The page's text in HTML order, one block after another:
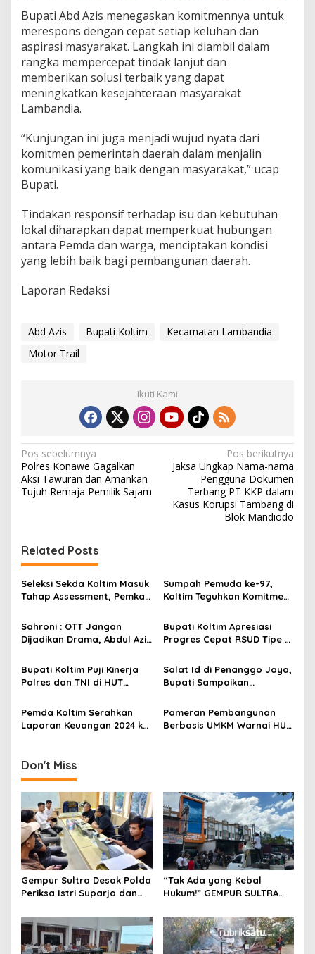
s
y
a
a
k
a
Bupati Abd Azis menegaskan komitmennya untuk
merespons dengan cepat setiap keluhan dan
aspirasi masyarakat. Langkah ini diambil dalam
rangka mempercepat tindak lanjut dan
memberikan solusi terbaik yang dapat
meningkatkan kesejahteraan masyarakat
Lambandia.
“Kunjungan ini juga menjadi wujud nyata dari
komitmen pemerintah daerah dalam menjalin
komunikasi yang baik dengan masyarakat,” ucap
Bupati.
Tindakan responsif terhadap isu dan kebutuhan
lokal diharapkan dapat memperkuat hubungan
antara Pemda dan warga, menciptakan kondisi
yang lebih baik bagi pembangunan daerah.
Laporan Redaksi
Abd Azis Bupati Koltim
Kecamatan Lambandia
Motor Trail
Ikuti Kami
N
a
v
a
s
i
o
Pos sebelumnya
Polres Konawe Gagalkan
Aksi Tawuran dan Amankan
Tujuh Remaja Pemilik Sajam
Pos berikutnya
Jaksa Ungkap Nama-nama
Pengguna Dokumen
Terbang PT KKP dalam
Kasus Korupsi Tambang di
Blok Mandiodo
Related Posts
Seleksi Sekda Koltim Masuk
Tahap Assessment, Pemkab
Profesionalisme
Sumpah Pemuda ke-97,
Koltim Teguhkan Komitmen
Aparatur Berintegritas
Sahroni : OTT Jangan
Dijadikan Drama, Abdul Azis
Bupati Koltim Apresiasi
Progres Cepat RSUD Tipe C,
Terpasang
Bupati Koltim Puji Kinerja
Polres dan TNI di HUT
Salat Id di Penanggo Jaya,
Bupati Sampaikan
Pemda Koltim Serahkan
Laporan Keuangan 2024 ke
Pameran Pembangunan
Berbasis UMKM Warnai HUT
Don't Miss
Gempur Sultra Desak Polda
Periksa Istri Suparjo dan
Kasus Tambang Ilegal
“Tak Ada yang Kebal
Hukum!” GEMPUR SULTRA
Tanawali dan PT
Tadisangka, Siap Kuasai
Lahan Puuwatu